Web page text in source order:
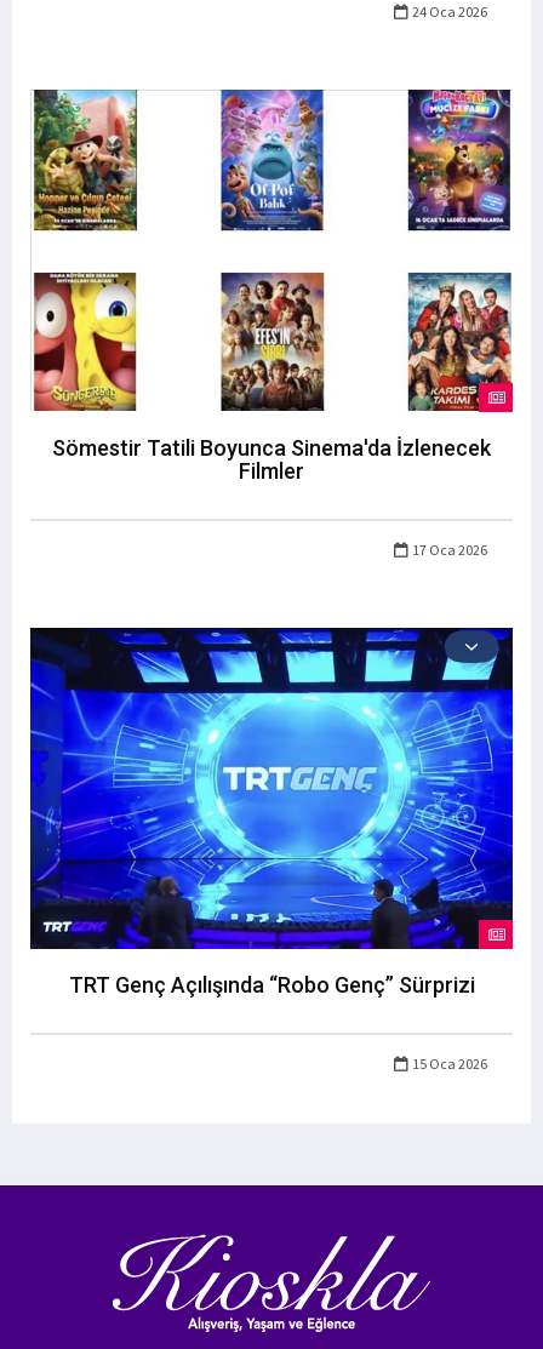
24 Oca 2026
Sömestir Tatili Boyunca Sinema'da İzlenecek
Filmler
17 Oca 2026
TRT Genç Açılışında “Robo Genç” Sürprizi
15 Oca 2026